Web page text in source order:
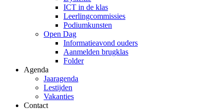
ICT in de klas
Leerlingcommissies
Podiumkunsten
Open Dag
Informatieavond ouders
Aanmelden brugklas
Folder
Agenda
Jaaragenda
Lestijden
Vakanties
Contact